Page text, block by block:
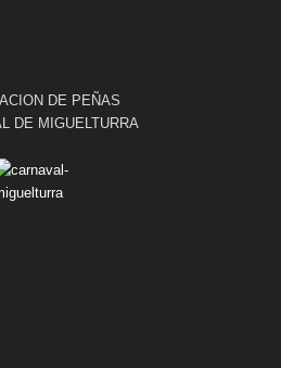
DE PEÑAS
DE MIGUELTURRA